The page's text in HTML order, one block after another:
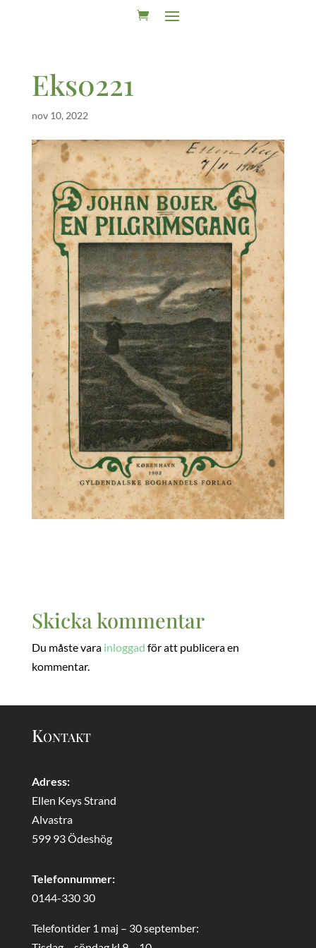
Eks0221
nov 10, 2022
Skicka kommentar
Du måste vara inloggad för att publicera en
kommentar.
Kontakt
Adress:
Ellen Keys Strand
Alvastra
599 93 Ödeshög
Telefonnummer:
0144-330 30
Telefontider 1 maj – 30 september: